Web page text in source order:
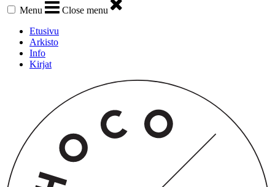
Menu
Close menu
Etusivu
Arkisto
Info
Kirjat